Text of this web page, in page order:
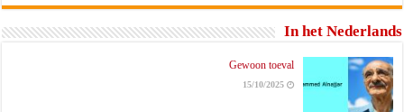
In het Nederlands
Gewoon toeval
15/10/2025